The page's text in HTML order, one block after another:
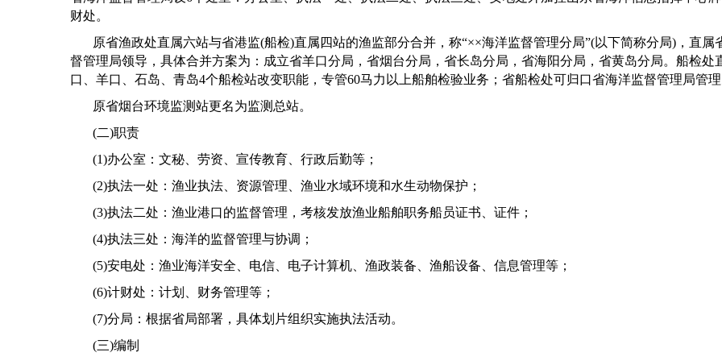
财处。
原省渔政处直属六站与省港监(船检)直属四站的渔监部分合并，称“××海洋监督管理分局”(以下简称分局) ，直属
督管理局领导，具体合并方案为：成立省羊口分局，省烟台分局，省长岛分局，省海阳分局，省黄岛分局。船检处
口、羊口、石岛、青岛4个船检站改变职能，专管60马力以上船舶检验业务；省船检处可归口省海洋监督管理局管理
原省烟台环境监测站更名为监测总站。
(二)职责
(1)办公室：文秘、劳资、宣传教育、行政后勤等；
(2)执法一处：渔业执法、资源管理、渔业水域环境和水生动物保护；
(3)执法二处：渔业港口的监督管理，考核发放渔业船舶职务船员证书、证件；
(4)执法三处：海洋的监督管理与协调；
(5)安电处：渔业海洋安全、电信、电子计算机、渔政装备、渔船设备、信息管理等；
(6)计财处：计划、财务管理等；
(7)分局：根据省局部署，具体划片组织实施执法活动。
(三)编制